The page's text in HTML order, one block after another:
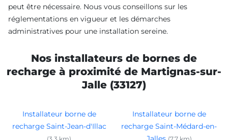
peut être nécessaire. Nous vous conseillons sur les
réglementations en vigueur et les démarches
administratives pour une installation sereine.
Nos installateurs de bornes de
recharge à proximité de Martignas-sur-
Jalle (33127)
Installateur borne de
recharge Saint-Jean-d'Illac
Installateur borne de
recharge Saint-Médard-en-